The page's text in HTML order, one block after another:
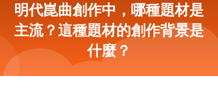
明代崑曲創作中，哪種題材是
主流？這種題材的創作背景是
什麼？